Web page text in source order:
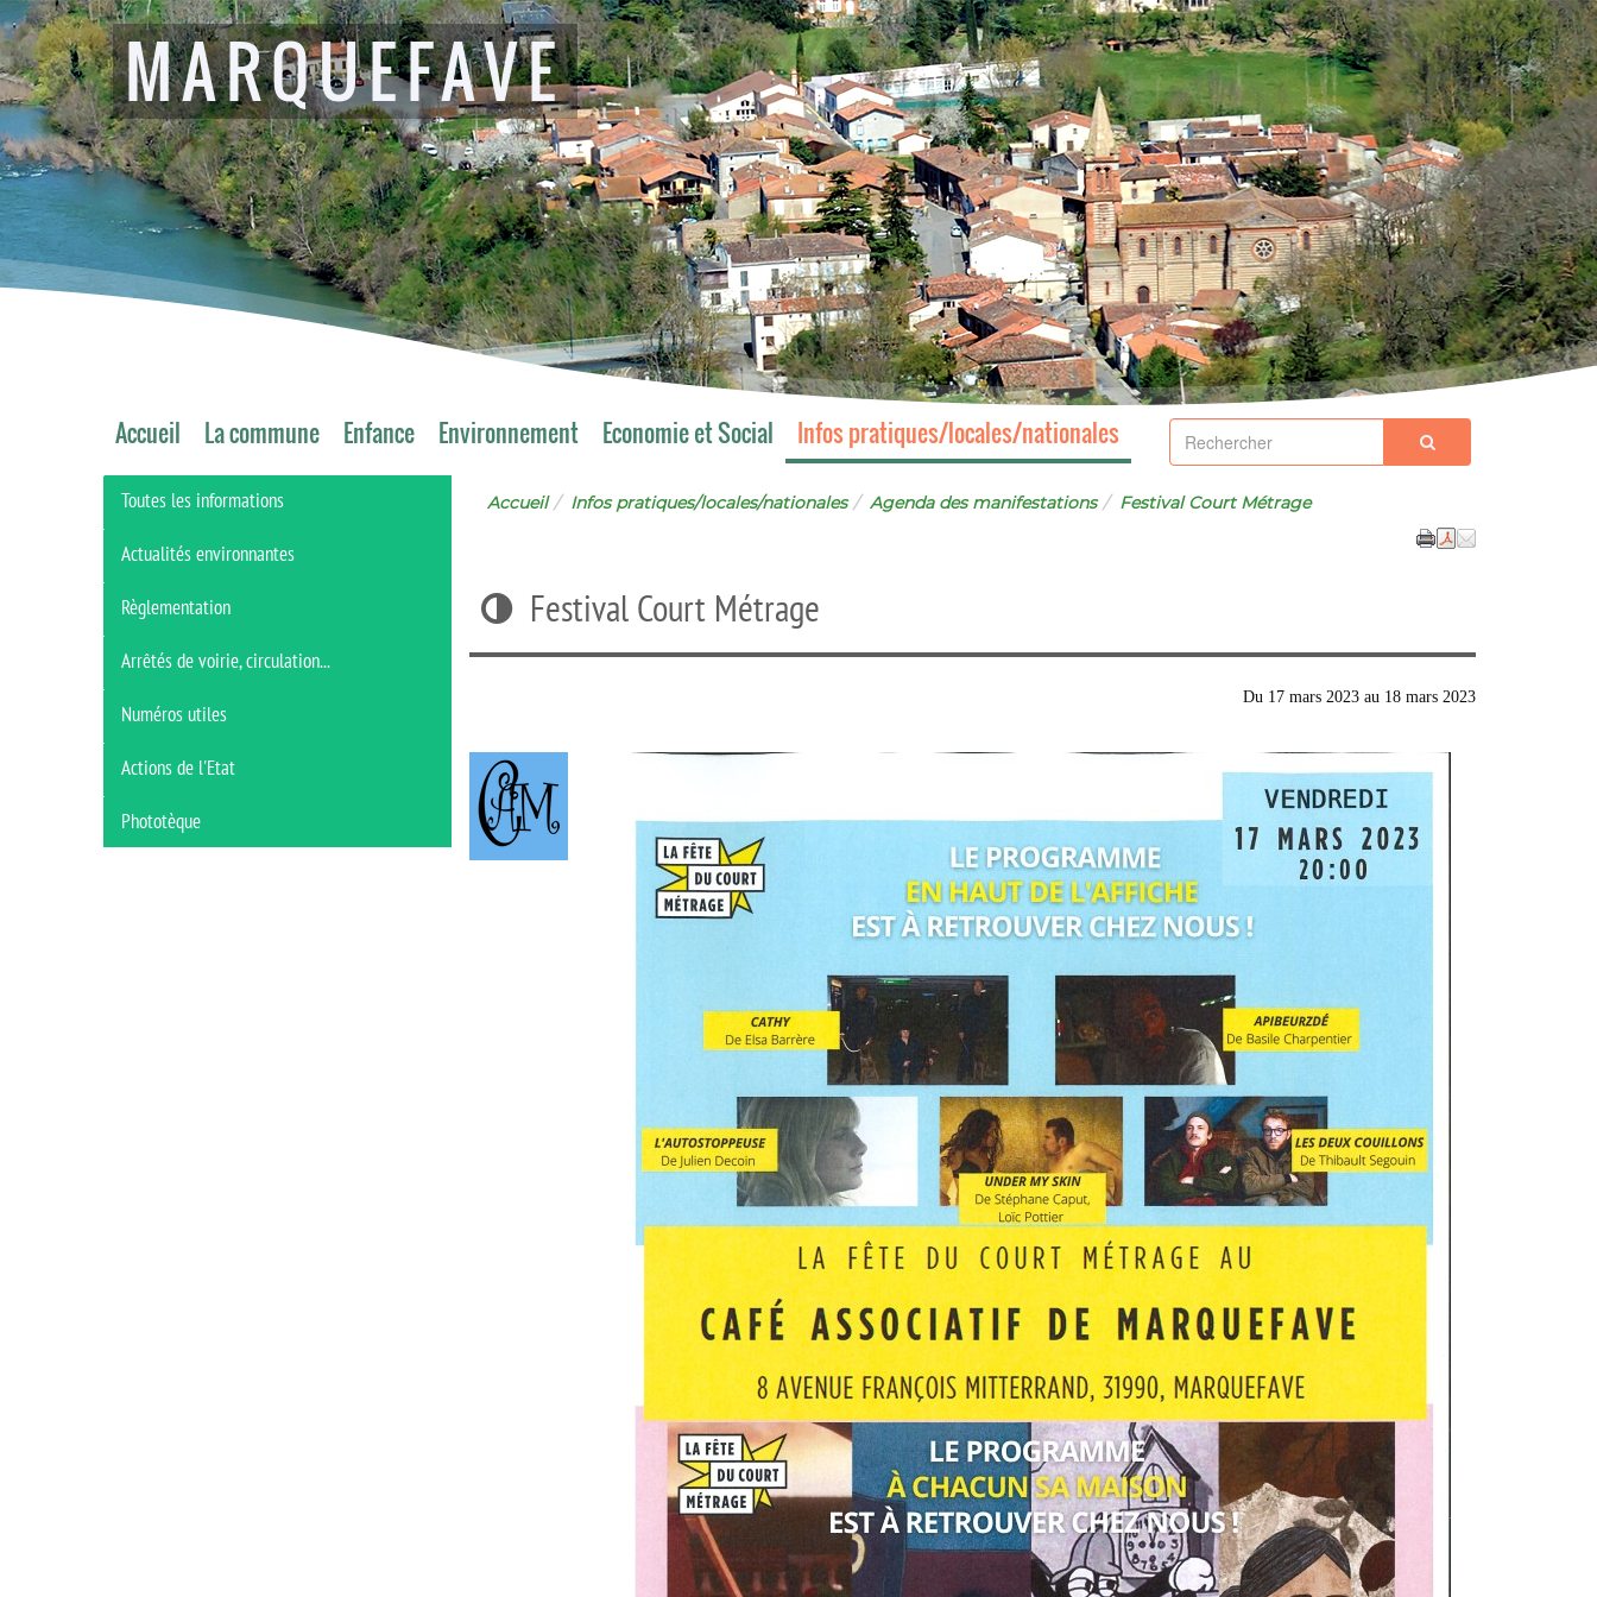
MARQUEFAVE
Accueil La commune Enfance Environnement Economie et Social Infos pratiques/locales/nationales
Accueil Infos pratiques/locales/nationales Agenda des manifestations Festival Court Métrage
Festival Court Métrage
Du 17 mars 2023 au 18 mars 2023
Toutes les informations
Actualités environnantes
Règlementation
Arrêtés de voirie, circulation...
Numéros utiles
Actions de l'Etat
Phototèque